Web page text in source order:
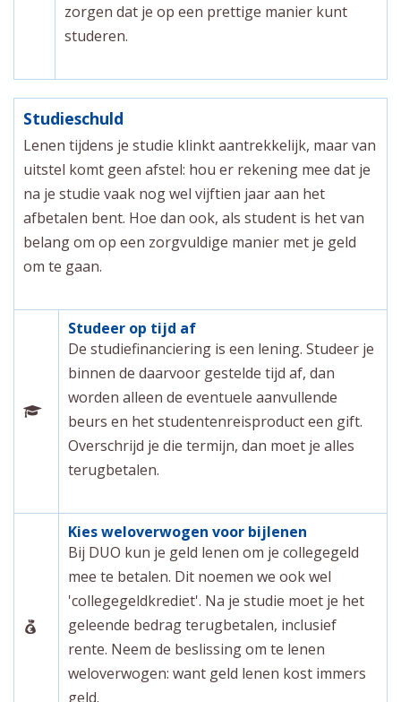
zorgen dat je op een prettige manier kunt
studeren.
Studieschuld
Lenen tijdens je studie klinkt aantrekkelijk, maar van
uitstel komt geen afstel: hou er rekening mee dat je
na je studie vaak nog wel vijftien jaar aan het
afbetalen bent. Hoe dan ook, als student is het van
belang om op een zorgvuldige manier met je geld
om te gaan.
Studeer op tijd af
De studiefinanciering is een lening. Studeer je
binnen de daarvoor gestelde tijd af, dan
worden alleen de eventuele aanvullende
beurs en het studentenreisproduct een gift.
Overschrijd je die termijn, dan moet je alles
terugbetalen.
Kies weloverwogen voor bijlenen
Bij DUO kun je geld lenen om je collegegeld
mee te betalen. Dit noemen we ook wel
'collegegeldkrediet'. Na je studie moet je het
geleende bedrag terugbetalen, inclusief
rente. Neem de beslissing om te lenen
weloverwogen: want geld lenen kost immers
geld.